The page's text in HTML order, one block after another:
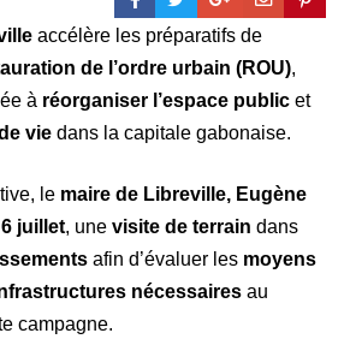
accélère les préparatifs de
de l’ordre urbain (ROU),
à réorganiser l’espace public et
vie dans la capitale gabonaise.
le maire de Libreville, Eugène
6 juillet, une visite de terrain dans
afin d’évaluer les moyens
nécessaires au
campagne.